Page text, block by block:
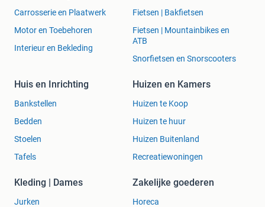
Carrosserie en Plaatwerk
Motor en Toebehoren
Interieur en Bekleding
Fietsen | Bakfietsen
Fietsen | Mountainbikes en
ATB
Snorfietsen en Snorscooters
Huis en Inrichting
Bankstellen
Bedden
Stoelen
Tafels
Huizen en Kamers
Huizen te Koop
Huizen te huur
Huizen Buitenland
Recreatiewoningen
Kleding | Dames
Jurken
Zakelijke goederen
Horeca